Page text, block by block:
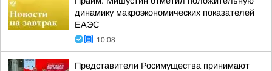
динамику макроэкономических показателей
ЕАЭС
10:08
Представители Росимущества принимают